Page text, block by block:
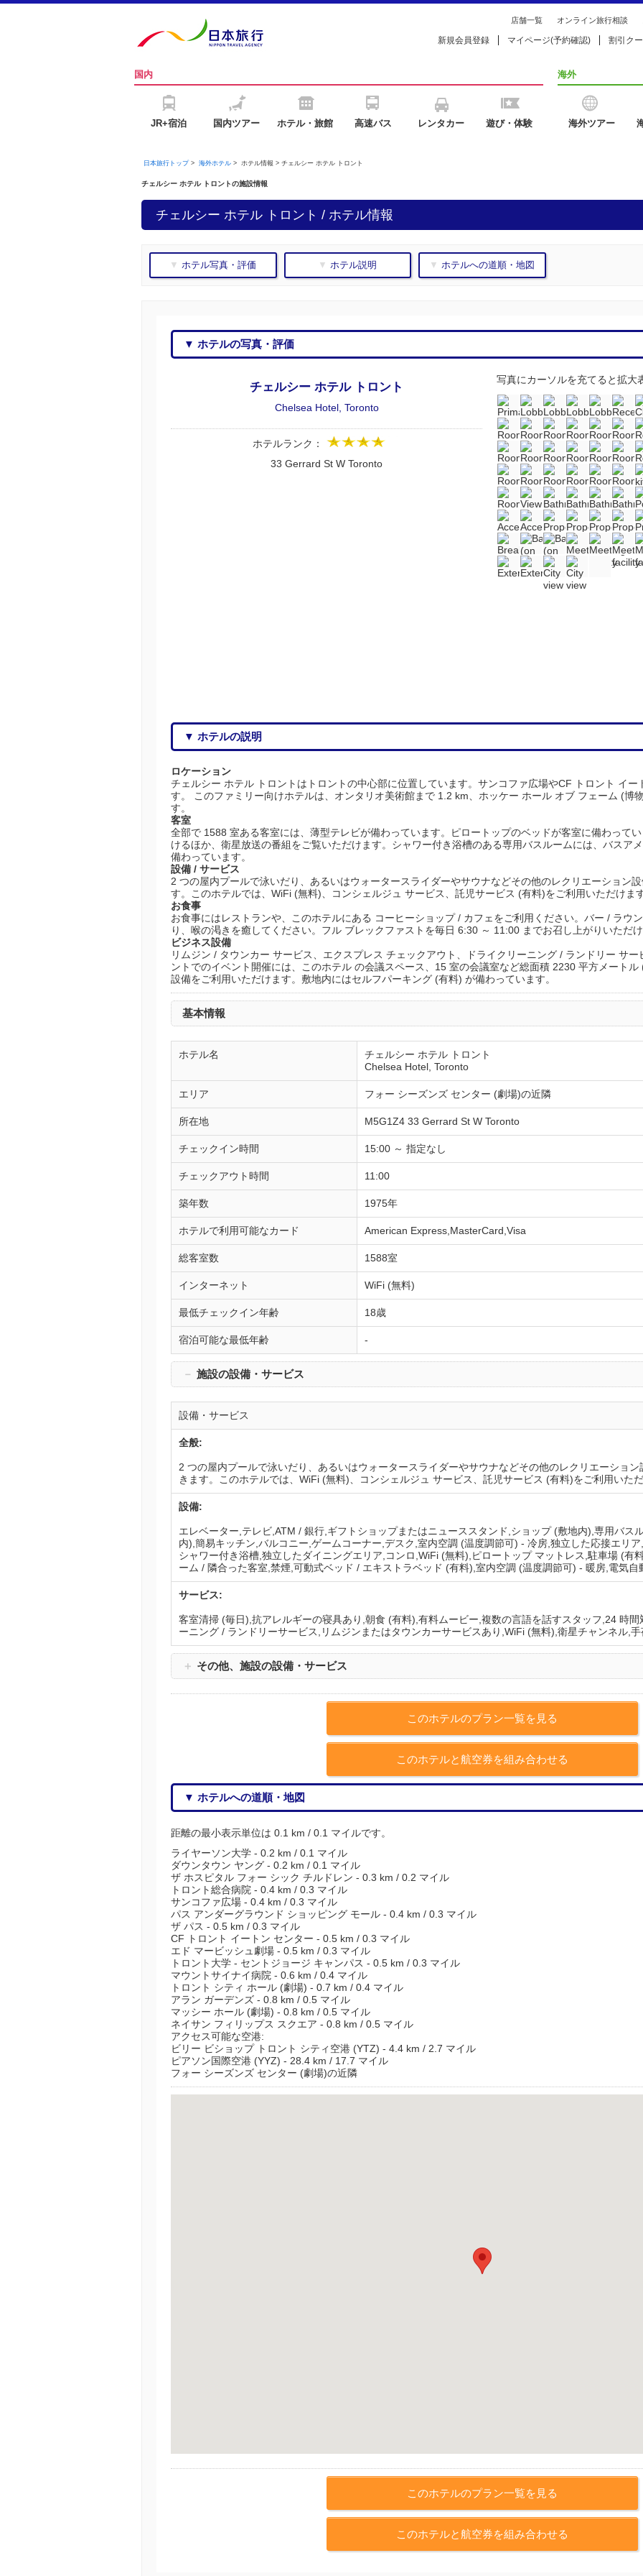
店舗一覧 オンライン旅行相談
新規会員登録 マイページ(予約確認) 割引ク
国内
JR+宿泊 国内ツアー ホテル・旅館 高速バス レンタカー 遊び・体験
海外
海外ツアー
日本旅行トップ> 海外ホテル> ホテル情報 > チェルシー ホテル トロント
チェルシー ホテル トロントの施設情報
チェルシー ホテル トロント / ホテル情報
▼ ホテル写真・評価 ▼ ホテル説明 ▼ ホテルへの道順・地図
▼ ホテルの写真・評価
チェルシー ホテル トロント
Chelsea Hotel, Toronto
ホテルランク：
33 Gerrard St W Toronto
写真にカーソルを充てると拡大
▼ ホテルの説明
ロケーション
チェルシー ホテル トロントはトロントの中心部に位置しています。サンコファ広場やCF トロント イ
す。 このファミリー向けホテルは、オンタリオ美術館まで 1.2 km、ホッケー ホール オブ フェーム (博
す。
客室
全部で 1588 室ある客室には、薄型テレビが備わっています。ピロートップのベッドが客室に備わって
けるほか、衛星放送の番組をご覧いただけます。シャワー付き浴槽のある専用バスルームには、バスア
備わっています。
設備 / サービス
2 つの屋内プールで泳いだり、あるいはウォータースライダーやサウナなどその他のレクリエーション
す。このホテルでは、WiFi (無料)、コンシェルジュ サービス、託児サービス (有料)をご利用いただけます
お食事
お食事にはレストランや、このホテルにある コーヒーショップ / カフェをご利用ください。バー / ラウ
り、喉の渇きを癒してください。フル ブレックファストを毎日 6:30 ～ 11:00 までお召し上がりいただ
ビジネス設備
リムジン / タウンカー サービス、エクスプレス チェックアウト、ドライクリーニング / ランドリー サ
ントでのイベント開催には、このホテル の会議スペース、15 室の会議室など総面積 2230 平方メート
設備をご利用いただけます。敷地内にはセルフパーキング (有料) が備わっています。
基本情報
ホテル名
チェルシー ホテル トロント
Chelsea Hotel, Toronto
エリア フォー シーズンズ センター (劇場)の近隣
所在地 M5G1Z4 33 Gerrard St W Toronto
チェックイン時間 15:00 ～ 指定なし
チェックアウト時間 11:00
築年数 1975年
ホテルで利用可能なカード American Express,MasterCard,Visa
総客室数 1588室
インターネット WiFi (無料)
最低チェックイン年齢 18歳
宿泊可能な最低年齢 -
－ 施設の設備・サービス
設備・サービス
全般:
2 つの屋内プールで泳いだり、あるいはウォータースライダーやサウナなどその他のレクリエーショ
きます。このホテルでは、WiFi (無料)、コンシェルジュ サービス、託児サービス (有料)をご利用いただ
設備:
エレベーター,テレビ,ATM / 銀行,ギフトショップまたはニューススタンド,ショップ (敷地内),専用バス
内),簡易キッチン,バルコニー,ゲームコーナー,デスク,室内空調 (温度調節可) - 冷房,独立した応接エリ
シャワー付き浴槽,独立したダイニングエリア,コンロ,WiFi (無料),ピロートップ マットレス,駐車場 (有
ーム / 隣合った客室,禁煙,可動式ベッド / エキストラベッド (有料),室内空調 (温度調節可) - 暖房,電気自
サービス:
客室清掃 (毎日),抗アレルギーの寝具あり,朝食 (有料),有料ムービー,複数の言語を話すスタッフ,24 時間
ーニング / ランドリーサービス,リムジンまたはタウンカーサービスあり,WiFi (無料),衛星チャンネル,
＋ その他、施設の設備・サービス
このホテルのプラン一覧を見る
このホテルと航空券を組み合わせる
▼ ホテルへの道順・地図
距離の最小表示単位は 0.1 km / 0.1 マイルです。
ライヤーソン大学 - 0.2 km / 0.1 マイル
ダウンタウン ヤング - 0.2 km / 0.1 マイル
ザ ホスピタル フォー シック チルドレン - 0.3 km / 0.2 マイル
トロント総合病院 - 0.4 km / 0.3 マイル
サンコファ広場 - 0.4 km / 0.3 マイル
パス アンダーグラウンド ショッピング モール - 0.4 km / 0.3 マイル
ザ パス - 0.5 km / 0.3 マイル
CF トロント イートン センター - 0.5 km / 0.3 マイル
エド マービッシュ劇場 - 0.5 km / 0.3 マイル
トロント大学 - セントジョージ キャンパス - 0.5 km / 0.3 マイル
マウントサイナイ病院 - 0.6 km / 0.4 マイル
トロント シティ ホール (劇場) - 0.7 km / 0.4 マイル
アラン ガーデンズ - 0.8 km / 0.5 マイル
マッシー ホール (劇場) - 0.8 km / 0.5 マイル
ネイサン フィリップス スクエア - 0.8 km / 0.5 マイル
アクセス可能な空港:
ビリー ビショップ トロント シティ空港 (YTZ) - 4.4 km / 2.7 マイル
ピアソン国際空港 (YYZ) - 28.4 km / 17.7 マイル
フォー シーズンズ センター (劇場)の近隣
このホテルのプラン一覧を見る
このホテルと航空券を組み合わせる